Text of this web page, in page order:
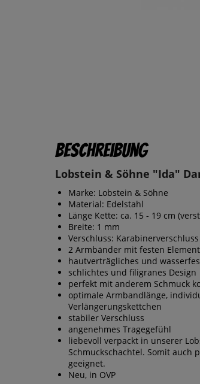
Beschreibung
Lobstein & Söhne "Ida"
Marke: Lobstein & Söhne
Material: Edelstahl
Länge Kette: ca. 15 - 19 cm
Breite: 1 mm
Verschluss: Karabinerverschluss
2 Armbänder mit festen
hautverträgliches und
schlichtes und filigranes Design
perfekt mit anderem Schmuck
optimale Armbandlänge,
Verlängerungskettchen
stabiler Verschluss
angenehmes Tragegefühl
liebevoll verpackt in unserer
Schmuckschachtel. Somit auch
geeignet.
Neu, in OVP